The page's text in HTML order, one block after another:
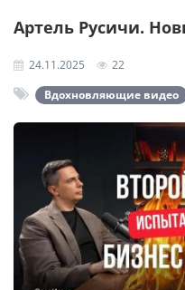
Артель Русичи.
24.11.2025 22
Вдохновляющие видео